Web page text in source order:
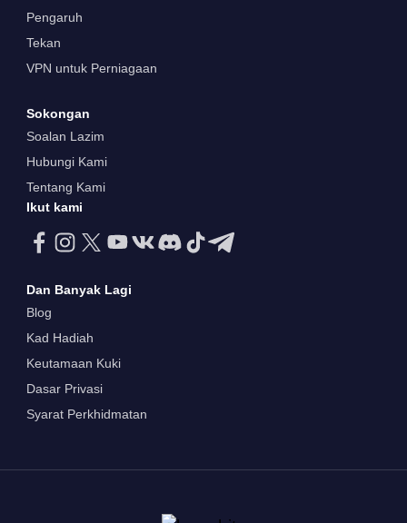
Pengaruh
Tekan
VPN untuk Perniagaan
Sokongan
Soalan Lazim
Hubungi Kami
Tentang Kami
Ikut kami
Dan Banyak Lagi
Blog
Kad Hadiah
Keutamaan Kuki
Dasar Privasi
Syarat Perkhidmatan